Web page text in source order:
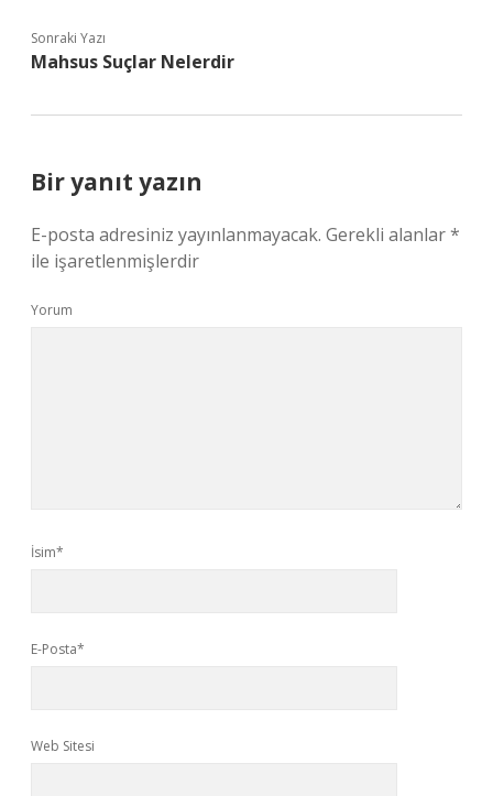
Sonraki Yazı
Mahsus Suçlar Nelerdir
Bir yanıt yazın
E-posta adresiniz yayınlanmayacak. Gerekli alanlar*
ile işaretlenmişlerdir
Yorum
İsim*
E-Posta*
Web Sitesi